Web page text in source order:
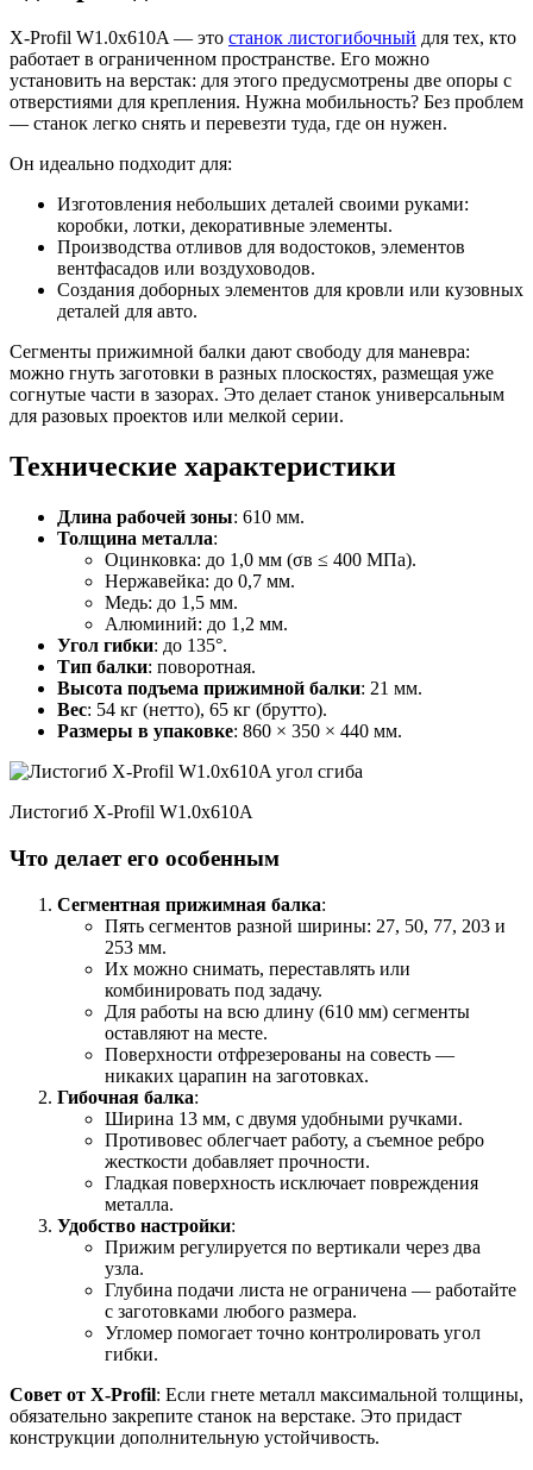
X-Profil W1.0x610A — это станок листогибочный для тех, кто
работает в ограниченном пространстве. Его можно
установить на верстак: для этого предусмотрены две опоры с
отверстиями для крепления. Нужна мобильность? Без проблем
— станок легко снять и перевезти туда, где он нужен.
Он идеально подходит для:
Изготовления небольших деталей своими руками:
коробки, лотки, декоративные элементы.
Производства отливов для водостоков, элементов
вентфасадов или воздуховодов.
Создания доборных элементов для кровли или кузовных
деталей для авто.
Сегменты прижимной балки дают свободу для маневра:
можно гнуть заготовки в разных плоскостях, размещая уже
согнутые части в зазорах. Это делает станок универсальным
для разовых проектов или мелкой серии.
Технические характеристики
Длина рабочей зоны: 610 мм.
Толщина металла:
Оцинковка: до 1,0 мм (σв ≤ 400 МПа).
Нержавейка: до 0,7 мм.
Медь: до 1,5 мм.
Алюминий: до 1,2 мм.
Угол гибки: до 135°.
Тип балки: поворотная.
Высота подъема прижимной балки: 21 мм.
Вес: 54 кг (нетто), 65 кг (брутто).
Размеры в упаковке: 860 × 350 × 440 мм.
Листогиб X-Profil W1.0x610A
Что делает его особенным
Сегментная прижимная балка:
Пять сегментов разной ширины: 27, 50, 77, 203 и
253 мм.
Их можно снимать, переставлять или
комбинировать под задачу.
Для работы на всю длину (610 мм) сегменты
оставляют на месте.
Поверхности отфрезерованы на совесть —
никаких царапин на заготовках.
Гибочная балка:
Ширина 13 мм, с двумя удобными ручками.
Противовес облегчает работу, а съемное ребро
жесткости добавляет прочности.
Гладкая поверхность исключает повреждения
металла.
Удобство настройки:
Прижим регулируется по вертикали через два
узла.
Глубина подачи листа не ограничена — работайте
с заготовками любого размера.
Угломер помогает точно контролировать угол
гибки.
Совет от X-Profil: Если гнете металл максимальной толщины,
обязательно закрепите станок на верстаке. Это придаст
конструкции дополнительную устойчивость.